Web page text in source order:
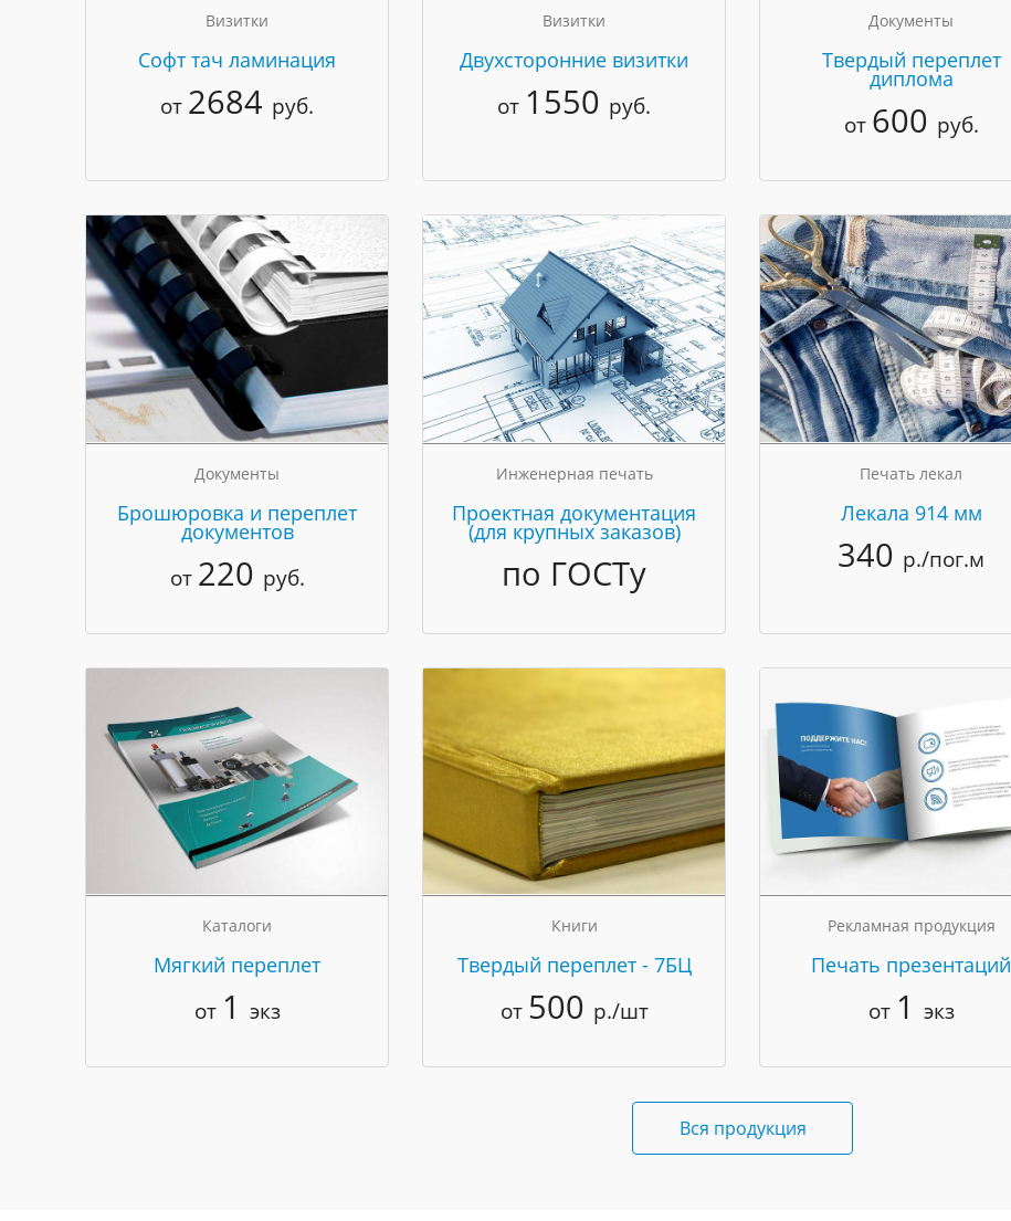
Визитки
Cофт тач ламинация
от 2684 руб.
Визитки
Двухсторонние визитки
от 1550 руб.
Документы
Твердый переплет
диплома
от 600 руб.
Документы
Брошюровка и переплет
документов
от 220 руб.
Инженерная печать
Проектная документация
(для крупных заказов)
по ГОСТу
Печать лекал
Лекала 914 мм
340 р./пог.м
Каталоги
Мягкий переплет
от 1 экз
Книги
Твердый переплет - 7БЦ
от 500 р./шт
Рекламная продукция
Печать презентаций
от 1 экз
Вся продукция